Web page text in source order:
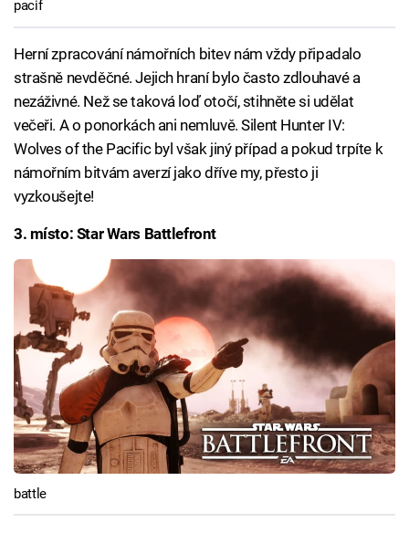
pacif
Herní zpracování námořních bitev nám vždy připadalo
strašně nevděčné. Jejich hraní bylo často zdlouhavé a
nezáživné. Než se taková loď otočí, stihněte si udělat
večeři. A o ponorkách ani nemluvě. Silent Hunter IV:
Wolves of the Pacific byl však jiný případ a pokud trpíte k
námořním bitvám averzí jako dříve my, přesto ji
vyzkoušejte!
3. místo: Star Wars Battlefront
battle